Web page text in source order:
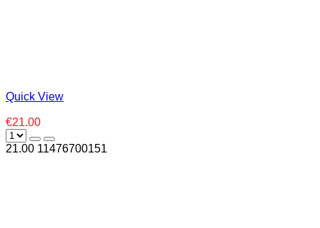
Quick View
€21.00
21.00 11476700151